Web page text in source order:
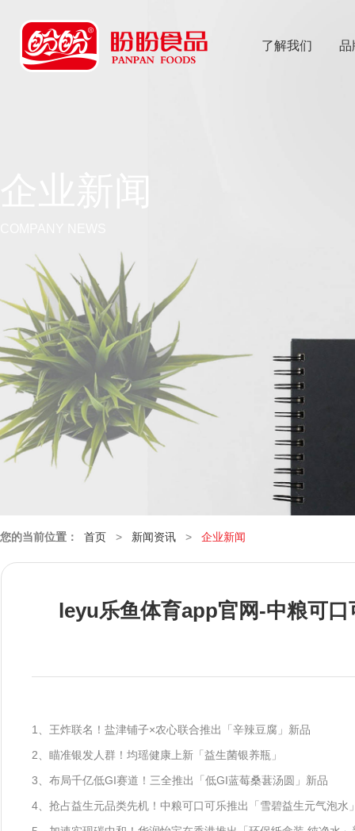
了解我们 品
您的当前位置： 首页 > 新闻资讯 > 企业新闻
leyu乐鱼体育app官网-中粮可
1、王炸联名！盐津铺子×农心联合推出「辛辣豆腐」新品
2、瞄准银发人群！均瑶健康上新「益生菌银养瓶」
3、布局千亿低GI赛道！三全推出「低GI蓝莓桑葚汤圆」新品
4、抢占益生元品类先机！中粮可口可乐推出「雪碧益生元气泡水